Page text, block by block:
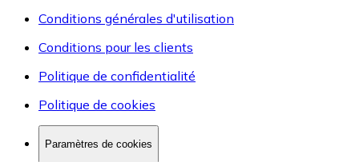
Conditions générales d'utilisation
Conditions pour les clients
Politique de confidentialité
Politique de cookies
Paramètres de cookies